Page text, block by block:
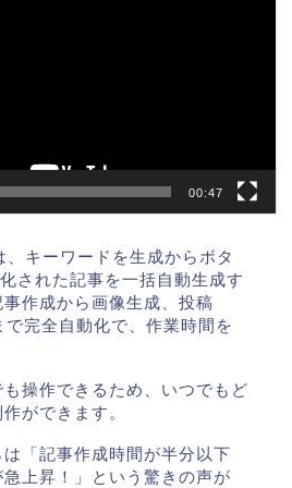
00:47
、キーワードを生成からボタ
された記事を一括自動生成す
作成から画像生成、投稿
完全自動化で、作業時間を
操作できるため、いつでもど
ができます。
「記事作成時間が半分以下
上昇！」という驚きの声が